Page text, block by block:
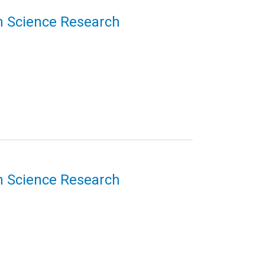
Research
Research